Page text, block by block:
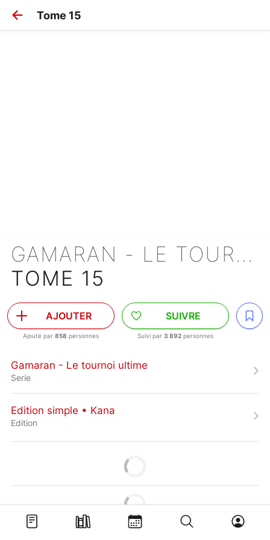
Tome 15
GAMARAN - LE TOURNOI ULTIME
TOME 15
AJOUTER
Ajouté par 858 personnes
SUIVRE
Suivi par 3 892 personnes
Gamaran - Le tournoi ultime
Serie
Edition simple • Kana
Edition